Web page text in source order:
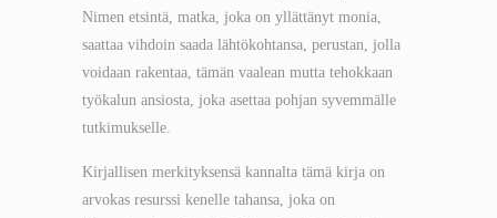
Nimen etsintä, matka, joka on yllättänyt monia,
saattaa vihdoin saada lähtökohtansa, perustan, jolla
voidaan rakentaa, tämän vaalean mutta tehokkaan
työkalun ansiosta, joka asettaa pohjan syvemmälle
tutkimukselle.
Kirjallisen merkityksensä kannalta tämä kirja on
arvokas resurssi kenelle tahansa, joka on